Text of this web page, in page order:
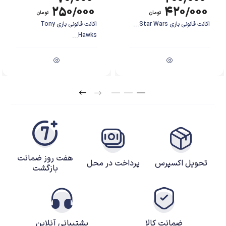
۴۲۰/۰۰۰ تومان
اکانت قانونی بازی Star Wars...
۲۵۰/۰۰۰ تومان
اکانت قانونی بازی Tony
Hawks...
تحویل اکسپرس پرداخت در محل
هفت روز ضمانت
بازگشت
ضمانت کالا پشتیبانی آنلاین